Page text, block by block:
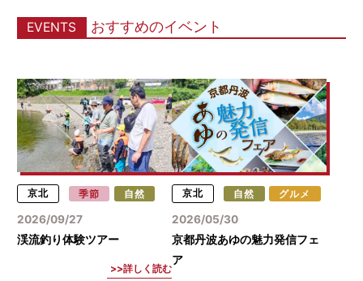
EVENTS おすすめのイベント
京北 季節 自然
2026/09/27
渓流釣り体験ツアー
詳しく読む
京北 自然 グルメ
2026/05/30
京都丹波あゆの魅力発信フェ
ア